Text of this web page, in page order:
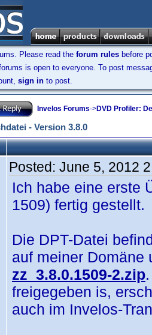
Please read the forum rules before
is open to everyone. To post
sign in to post.
Invelos Forums->DVD Profiler:
- Version 3.8.0
Posted: June 5, 2012
Ich habe eine erste
1509) fertig gestellt.
Die DPT-Datei
auf meiner Domäne
zz_3.8.0.1509-2.zip
freigegeben is,
auch im Invelos-